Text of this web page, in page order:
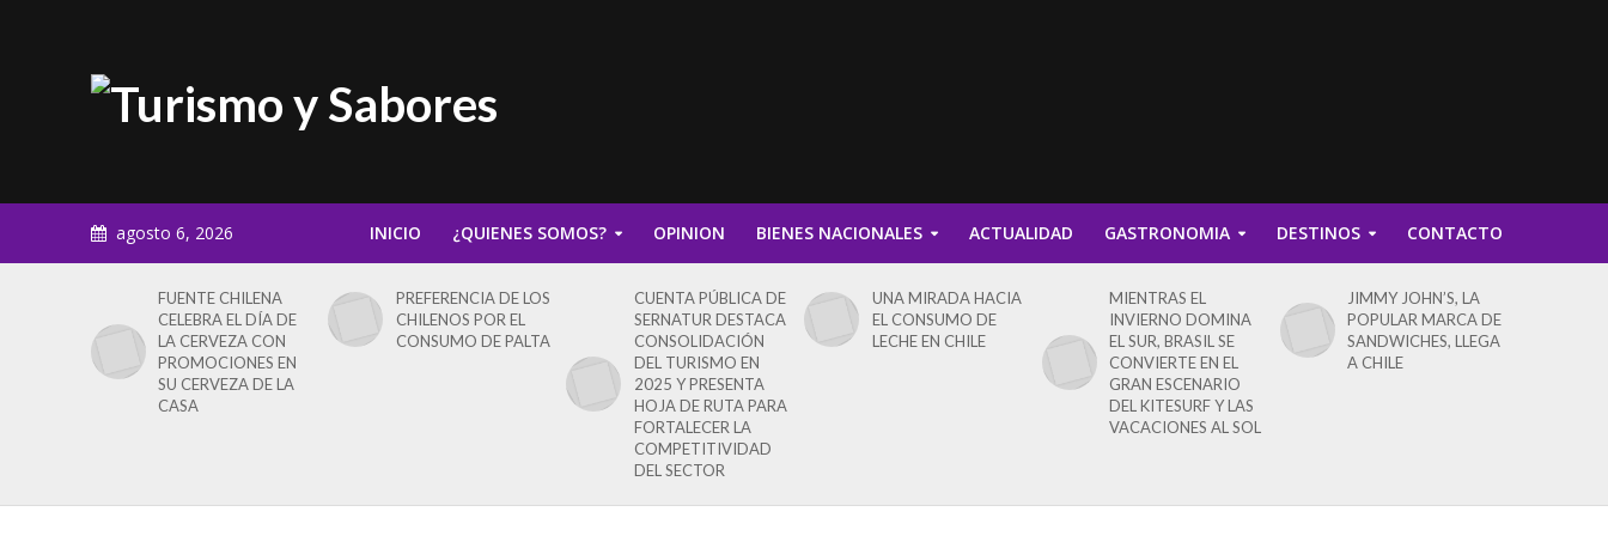
agosto 6, 2026 INICIO ¿QUIENES SOMOS? OPINION BIENES NACIONALES ACTUALIDAD GASTRONOMIA DESTINOS CONTACTO
FUENTE CHILENA
CELEBRA EL DÍA DE
LA CERVEZA CON
PROMOCIONES EN
SU CERVEZA DE LA
CASA
PREFERENCIA DE LOS
CHILENOS POR EL
CONSUMO DE PALTA
CUENTA PÚBLICA DE
SERNATUR DESTACA
CONSOLIDACIÓN
DEL TURISMO EN
2025 Y PRESENTA
HOJA DE RUTA PARA
FORTALECER LA
COMPETITIVIDAD
DEL SECTOR
UNA MIRADA HACIA
EL CONSUMO DE
LECHE EN CHILE
MIENTRAS EL
INVIERNO DOMINA
EL SUR, BRASIL SE
CONVIERTE EN EL
GRAN ESCENARIO
DEL KITESURF Y LAS
VACACIONES AL SOL
JIMMY JOHN’S, LA
POPULAR MARCA DE
SANDWICHES, LLEGA
A CHILE